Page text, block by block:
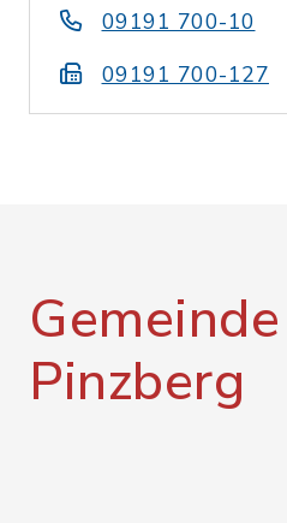
09191 700-10
09191 700-127
Gemeinde
Pinzberg